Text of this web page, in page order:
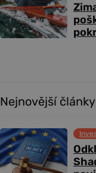
Nejnovější články